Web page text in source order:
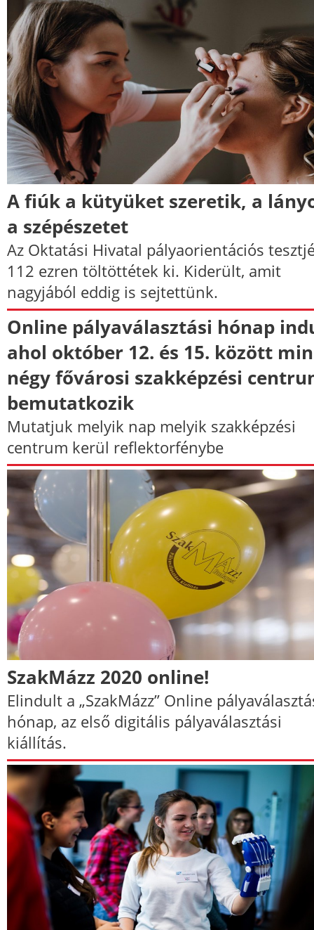
A fiúk a kütyüket szeretik, a
a szépészetet
Az Oktatási Hivatal pályaorientációs
112 ezren töltöttétek ki. Kiderült, amit
nagyjából eddig is sejtettünk.
Online pályaválasztási hónap
ahol október 12. és 15. között
négy fővárosi szakképzési
bemutatkozik
Mutatjuk melyik nap melyik szakképzési
centrum kerül reflektorfénybe
SzakMázz 2020 online!
Elindult a „SzakMázz” Online
hónap, az első digitális pályaválasztási
kiállítás.